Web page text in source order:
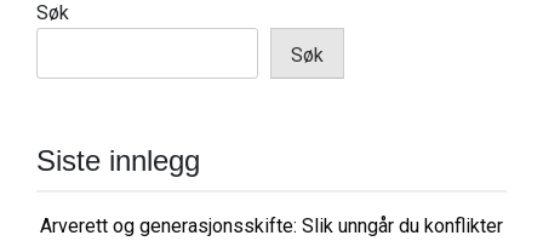
Søk
Søk
Siste innlegg
Arverett og generasjonsskifte: Slik unngår du konflikter